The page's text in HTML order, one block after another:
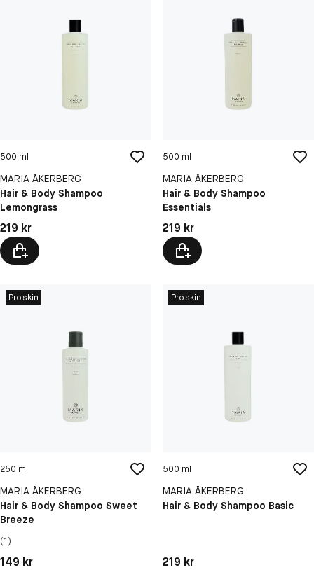
500 ml
MARIA ÅKERBERG
Hair & Body Shampoo
Lemongrass
Pris: 219 kr
219 kr
500 ml
MARIA ÅKERBERG
Hair & Body Shampoo
Essentials
Pris: 219 kr
219 kr
Proskin
250 ml
MARIA ÅKERBERG
Hair & Body Shampoo Sweet
Breeze
(1)
Pris: 149 kr
149 kr
Proskin
500 ml
MARIA ÅKERBERG
Hair & Body Shampoo Basic
Pris: 219 kr
219 kr